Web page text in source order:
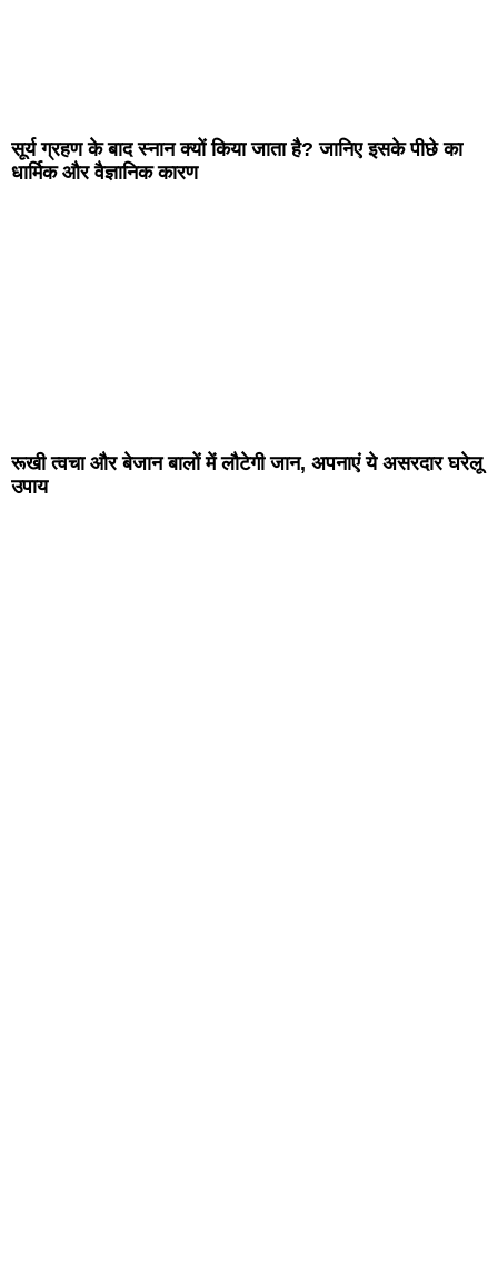
सूर्य ग्रहण के बाद स्नान क्यों किया जाता है? जानिए इसके पीछे का
धार्मिक और वैज्ञानिक कारण
रूखी त्वचा और बेजान बालों में लौटेगी जान, अपनाएं ये असरदार घरेलू
उपाय